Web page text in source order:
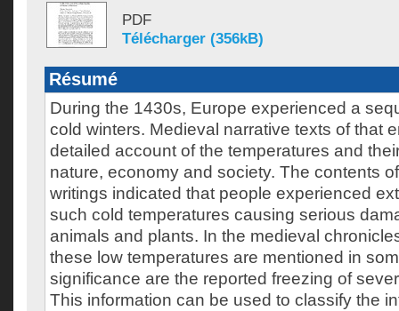
PDF
Télécharger (356kB)
Résumé
During the 1430s, Europe experienced a
cold winters. Medieval narrative texts of that
detailed account of the temperatures and
nature, economy and society. The contents
writings indicated that people experienced
such cold temperatures causing serious
animals and plants. In the medieval
these low temperatures are mentioned in
significance are the reported freezing of
This information can be used to classify the